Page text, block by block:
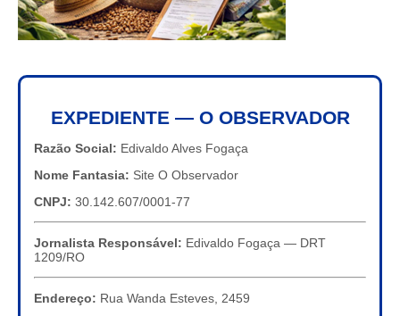
EXPEDIENTE — O OBSERVADOR
Razão Social: Edivaldo Alves Fogaça
Nome Fantasia: Site O Observador
CNPJ: 30.142.607/0001-77
Jornalista Responsável: Edivaldo Fogaça — DRT
1209/RO
Endereço: Rua Wanda Esteves, 2459